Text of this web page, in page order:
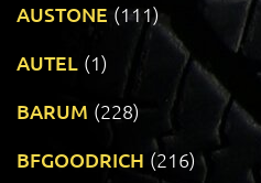
AUSTONE (111)
AUTEL (1)
BARUM (228)
BFGOODRICH (216)